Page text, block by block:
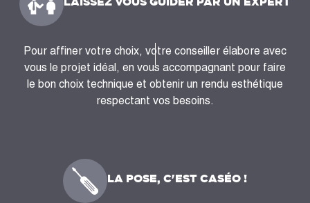
Pour affiner votre choix, votre conseiller élabore avec
vous le projet idéal, en vous accompagnant pour faire
le bon choix technique et obtenir un rendu esthétique
respectant vos besoins.
LA POSE, C'EST CASÉO !